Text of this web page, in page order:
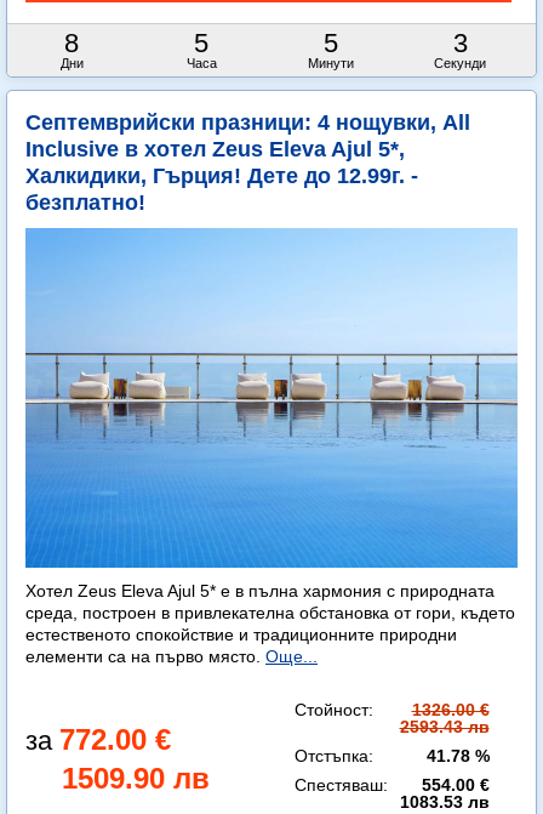
8
Дни
5
Часа
5
Минути
0
Секунди
Септемврийски празници: 4 нощувки, All
Inclusive в хотел Zeus Eleva Ajul 5*,
Халкидики, Гърция! Дете до 12.99г. -
безплатно!
Хотел Zeus Eleva Ajul 5* е в пълна хармония с природната
среда, построен в привлекателна обстановка от гори, където
естественото спокойствие и традиционните природни
елементи са на първо място. Още...
772.00 €
1509.90 лв
Стойност:
1326.00 €
2593.43 лв
Отстъпка:
41.78 %
Спестяваш:
554.00 €
1083.53 лв